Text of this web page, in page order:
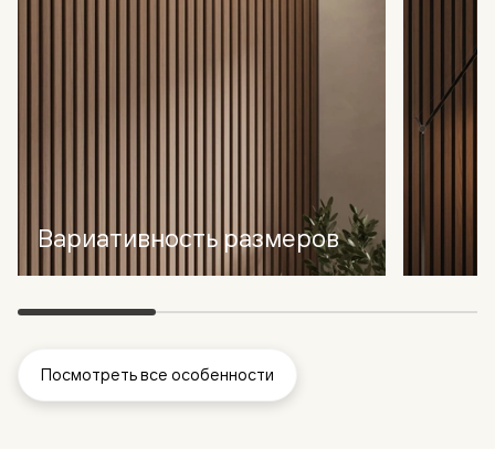
Вариативность размеров
Посмотреть все особенности